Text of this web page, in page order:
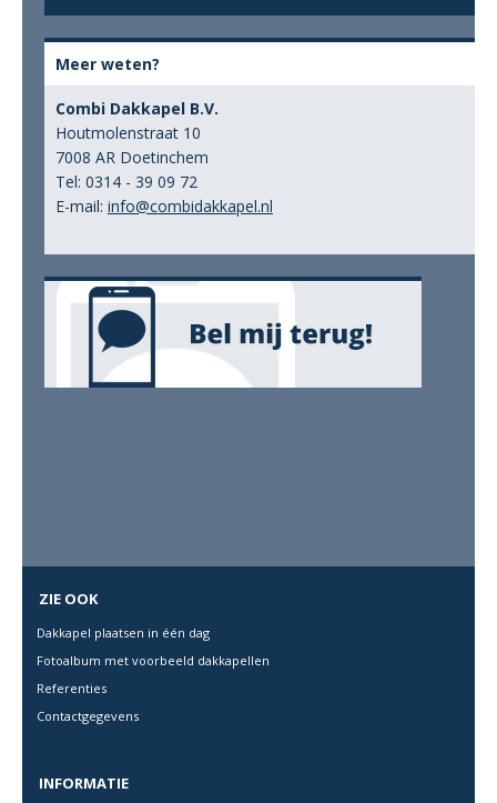
Meer weten?
Combi Dakkapel B.V.
Houtmolenstraat 10
7008 AR Doetinchem
Tel: 0314 - 39 09 72
E-mail: info@combidakkapel.nl
ZIE OOK
Dakkapel plaatsen in één dag
Fotoalbum met voorbeeld dakkapellen
Referenties
Contactgegevens
INFORMATIE